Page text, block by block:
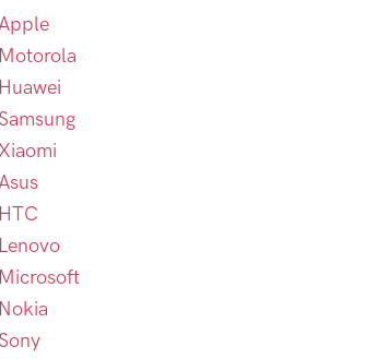
Motorola
Huawei
Samsung
Xiaomi
HTC
Lenovo
Microsoft
Nokia
Sony